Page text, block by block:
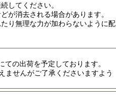
してください。
が消去される場合があります。
り無理な力が加わらないように配
の出荷を予定しております。
ませんがご了承くださいますよう